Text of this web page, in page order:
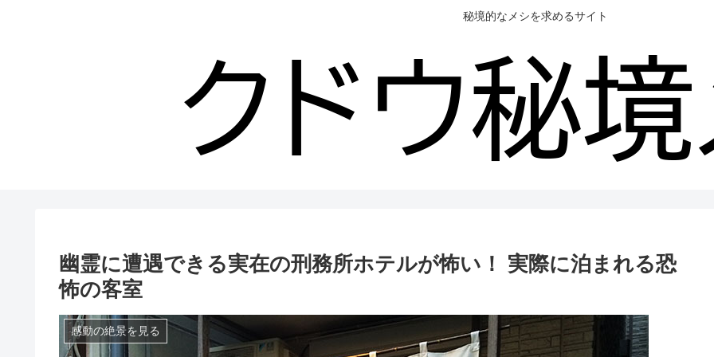
秘境的なメシを求めるサイト
幽霊に遭遇できる実在の刑務所ホテルが怖い！ 実際に泊まれる恐
怖の客室
感動の絶景を見る